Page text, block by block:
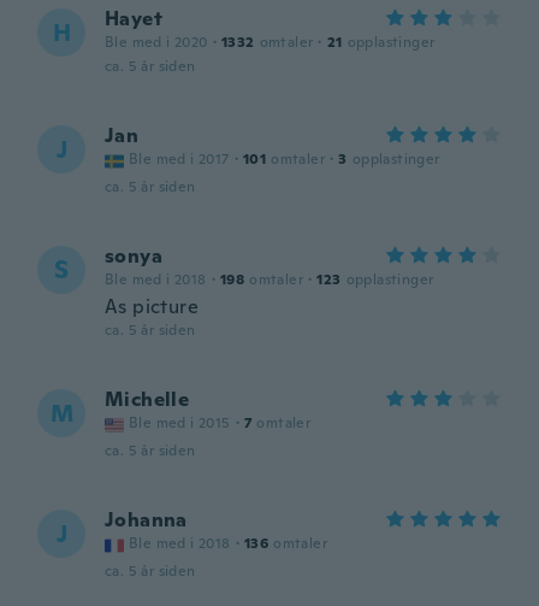
H Hayet
Ble med i 2020 · 1332 omtaler · 21 opplastinger
ca. 5 år siden
J Jan
Ble med i 2017 · 101 omtaler · 3 opplastinger
ca. 5 år siden
S sonya
Ble med i 2018 · 198 omtaler · 123 opplastinger
As picture
ca. 5 år siden
M Michelle
Ble med i 2015 · 7 omtaler
ca. 5 år siden
J Johanna
Ble med i 2018 · 136 omtaler
ca. 5 år siden